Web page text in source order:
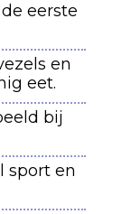
eerste
en
eet.
bij
sport en